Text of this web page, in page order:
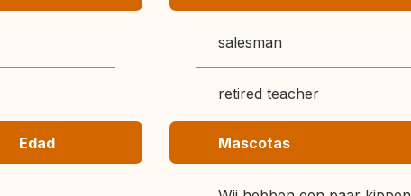
salesman
retired teacher
Edad Mascotas